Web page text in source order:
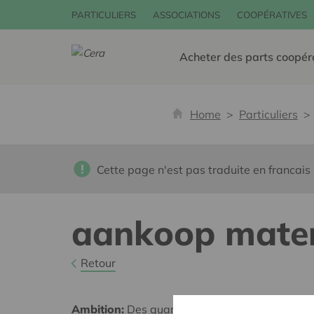
PARTICULIERS ASSOCIATIONS COOPÉRATIVES
Acheter des parts
Home Particuliers
Cette page n'est pas traduite en francais
aankoop
Retour
Ambition: Des quartiers chaleureux et